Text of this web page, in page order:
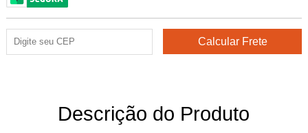
Descrição do Produto